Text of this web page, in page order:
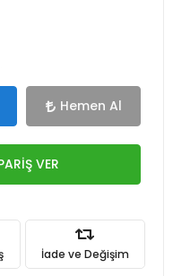
Hemen Al
VER
İade ve Değişim